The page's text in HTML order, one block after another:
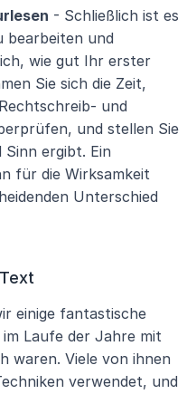
- Schließlich ist es
bearbeiten und
wie gut Ihr erster
Sie sich die Zeit,
und
und stellen Sie
ergibt. Ein
für die Wirksamkeit
Unterschied
einige fantastische
Laufe der Jahre mit
waren. Viele von ihnen
verwendet, und